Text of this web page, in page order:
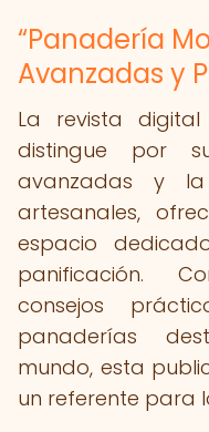
“Panadería
Avanzadas y
La revista digital
distingue por
avanzadas y
artesanales,
espacio
panificación.
consejos
panaderías
mundo, esta
un referente para